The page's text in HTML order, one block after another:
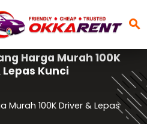
search
Harga Murah 100K
Kunci
Murah 100K Driver & Lepas